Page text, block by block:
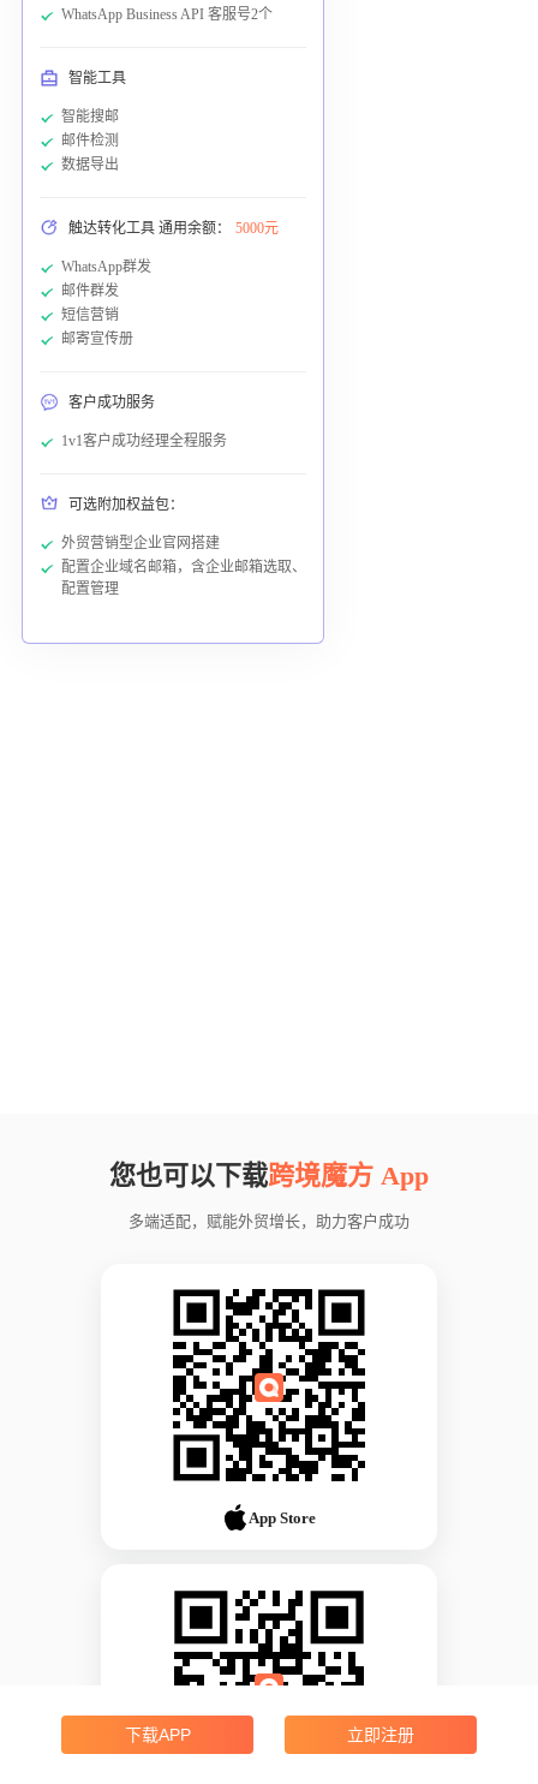
WhatsApp Business API 客服号2个
智能工具
智能搜邮
邮件检测
数据导出
触达转化工具 通用余额： 5000元
WhatsApp群发
邮件群发
短信营销
邮寄宣传册
客户成功服务
1v1客户成功经理全程服务
可选附加权益包：
外贸营销型企业官网搭建
配置企业域名邮箱，含企业邮箱选取、
配置管理
您也可以下载跨境魔方 App
多端适配，赋能外贸增长，助力客户成功
App Store
下载APP 立即注册